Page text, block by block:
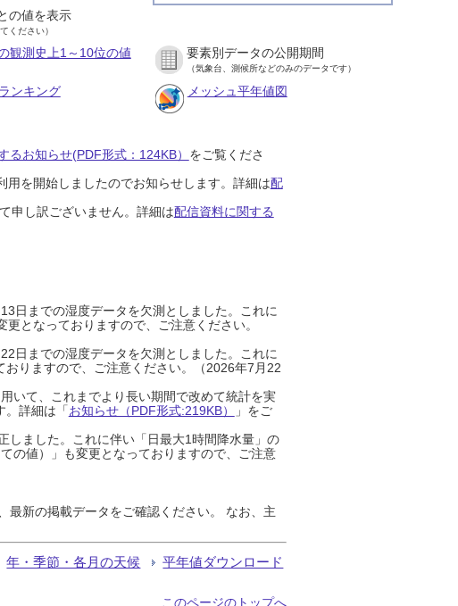
の値を表示
ください）
観測史上1～10位の値 要素別データの公開期間
（気象台、測候所などのみのデータです）
ンキング メッシュ平年値図
るお知らせ(PDF形式：124KB） をご覧くださ
を開始しましたのでお知らせします。詳細は配
申し訳ございません。詳細は配信資料に関する
日までの湿度データを欠測としました。これに
となっておりますので、ご注意ください。
日までの湿度データを欠測としました。これに
りますので、ご注意ください。（2026年7月22
いて、これまでより長い期間で改めて統計を実
。詳細は「お知らせ（PDF形式:219KB）
」をご
しました。これに伴い「日最大1時間降水量」の
の値）」も変更となっておりますので、ご注意
新の掲載データをご確認ください。 なお、主
年・季節・各月の天候 平年値ダウンロード
このページのトップへ